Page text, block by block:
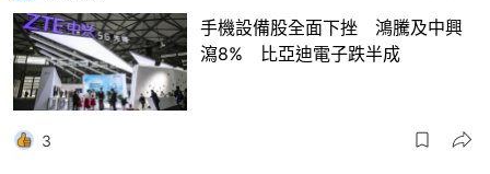
手機設備股全面下挫 鴻騰及中興
瀉8% 比亞迪電子跌半成
3